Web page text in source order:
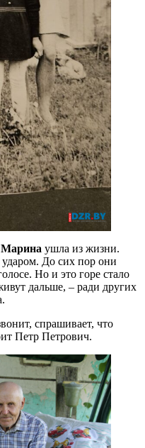
Марина ушла из жизни.
До сих пор они
Но и это горе стало
дальше, – ради других
спрашивает, что
Петр Петрович.